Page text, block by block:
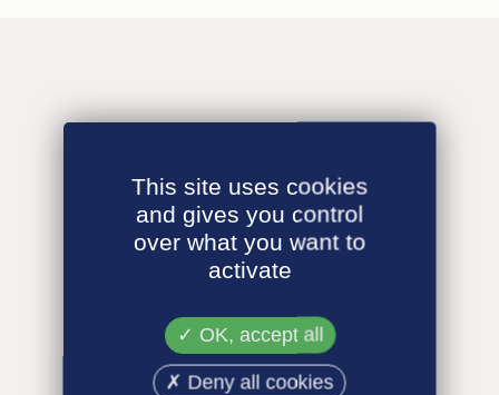
This site uses cookies
and gives you control
over what you want to
activate
OK, accept all
Deny all cookies